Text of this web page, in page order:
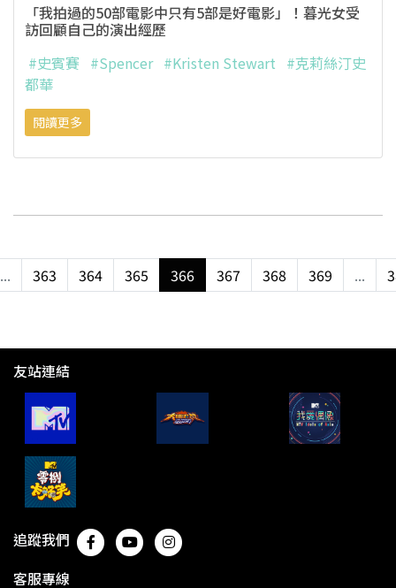
「我拍過的50部電影中只有5部是好電影」！暮光女受
訪回顧自己的演出經歷
#史賓賽 #Spencer #Kristen Stewart #克莉絲汀史
都華
閱讀更多
... 363 364 365 366 367 368 369 ...
友站連結
追蹤我們
客服專線